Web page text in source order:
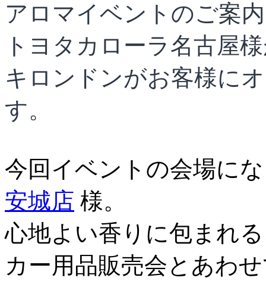
アロマイベントのご案
トヨタカローラ名古屋
キロンドンがお客様に
す。
今回イベントの会場に
安城店 様。
心地よい香りに包まれ
カー用品販売会とあわ